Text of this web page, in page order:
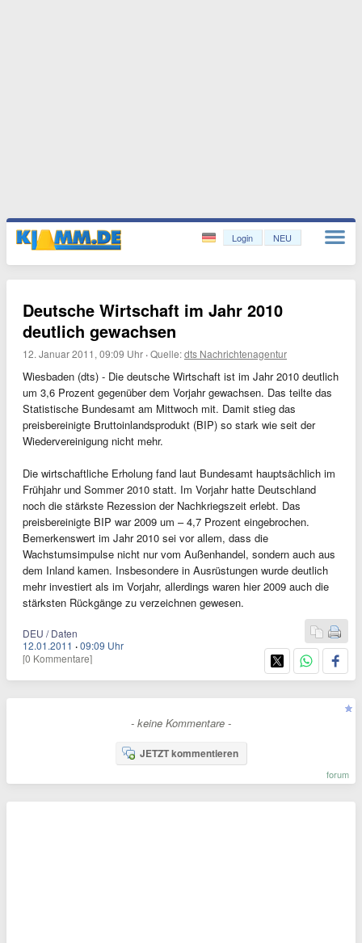
Login NEU
Deutsche Wirtschaft im Jahr 2010
deutlich gewachsen
12. Januar 2011, 09:09 Uhr ·Quelle:dts Nachrichtenagentur
Wiesbaden (dts) - Die deutsche Wirtschaft ist im Jahr 2010 deutlich
um 3,6 Prozent gegenüber dem Vorjahr gewachsen. Das teilte das
Statistische Bundesamt am Mittwoch mit. Damit stieg das
preisbereinigte Bruttoinlandsprodukt (BIP) so stark wie seit der
Wiedervereinigung nicht mehr.
Die wirtschaftliche Erholung fand laut Bundesamt hauptsächlich im
Frühjahr und Sommer 2010 statt. Im Vorjahr hatte Deutschland
noch die stärkste Rezession der Nachkriegszeit erlebt. Das
preisbereinigte BIP war 2009 um – 4,7 Prozent eingebrochen.
Bemerkenswert im Jahr 2010 sei vor allem, dass die
Wachstumsimpulse nicht nur vom Außenhandel, sondern auch aus
dem Inland kamen. Insbesondere in Ausrüstungen wurde deutlich
mehr investiert als im Vorjahr, allerdings waren hier 2009 auch die
stärksten Rückgänge zu verzeichnen gewesen.
DEU / Daten
12.01.2011 ·09:09 Uhr
[0 Kommentare]
- keine Kommentare -
JETZT kommentieren
forum